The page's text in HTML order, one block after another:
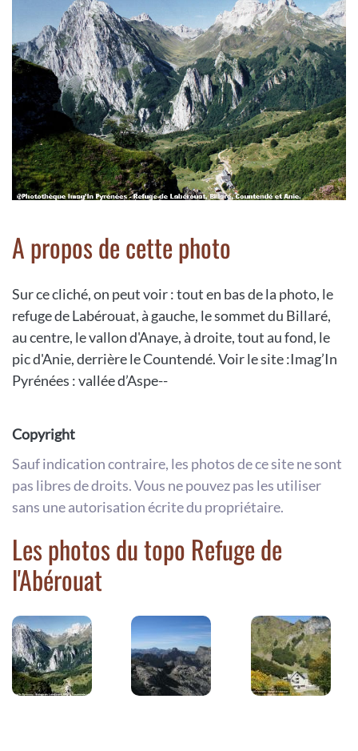
A propos de cette photo
Sur ce cliché, on peut voir : tout en bas de la photo, le
refuge de Labérouat, à gauche, le sommet du Billaré,
au centre, le vallon d'Anaye, à droite, tout au fond, le
pic d'Anie, derrière le Countendé. Voir le site :Imag’In
Pyrénées : vallée d’Aspe--
Copyright
Sauf indication contraire, les photos de ce site ne sont
pas libres de droits. Vous ne pouvez pas les utiliser
sans une autorisation écrite du propriétaire.
Les photos du topo Refuge de
l'Abérouat